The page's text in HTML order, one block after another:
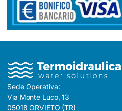
Sede Operativa:
Via Monte Luco, 13
05018 ORVIETO (TR)